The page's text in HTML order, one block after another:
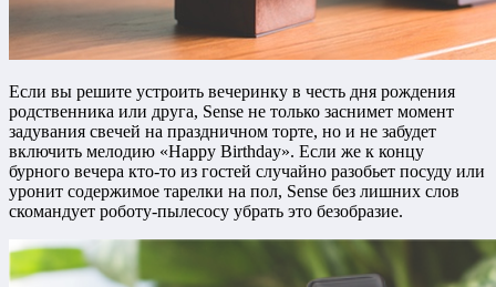
Если вы решите устроить вечеринку в честь дня рождения
родственника или друга, Sense не только заснимет момент
задувания свечей на праздничном торте, но и не забудет
включить мелодию «Happy Birthday». Если же к концу
бурного вечера кто-то из гостей случайно разобьет посуду или
уронит содержимое тарелки на пол, Sense без лишних слов
скомандует роботу-пылесосу убрать это безобразие.